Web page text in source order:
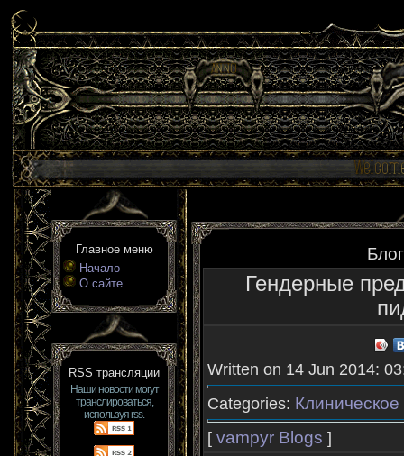
Главное меню
Начало
О сайте
RSS трансляции
Наши новости могут
транслироваться,
используя rss.
Гендерные
Written on 14 Jun 2014:
Categories: Клиническое
[ vampyr Blogs ]